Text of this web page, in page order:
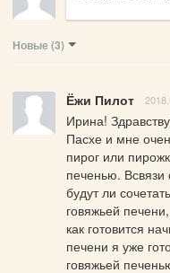
Новые (3)
Ёжи Пилот
Ирина!
Пасхе и мне
пирог или
печенью. Всвязи
будут ли
говяжьей
как готовится
печени я уже
говяжьей